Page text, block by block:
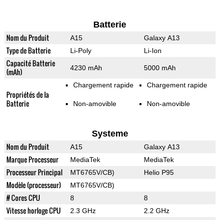
Batterie
Nom du Produit A15 Galaxy A13
Type de Batterie Li-Poly Li-Ion
Capacité Batterie
(mAh)
4230 mAh 5000 mAh
Propriétés de la
Batterie
Chargement rapide
Non-amovible
Chargement rapide
Non-amovible
Systeme
Nom du Produit A15 Galaxy A13
Marque Processeur MediaTek MediaTek
Processeur Principal MT6765V/CB) Helio P95
Modèle (processeur) MT6765V/CB)
# Cores CPU 8 8
Vitesse horloge CPU 2.3 GHz 2.2 GHz